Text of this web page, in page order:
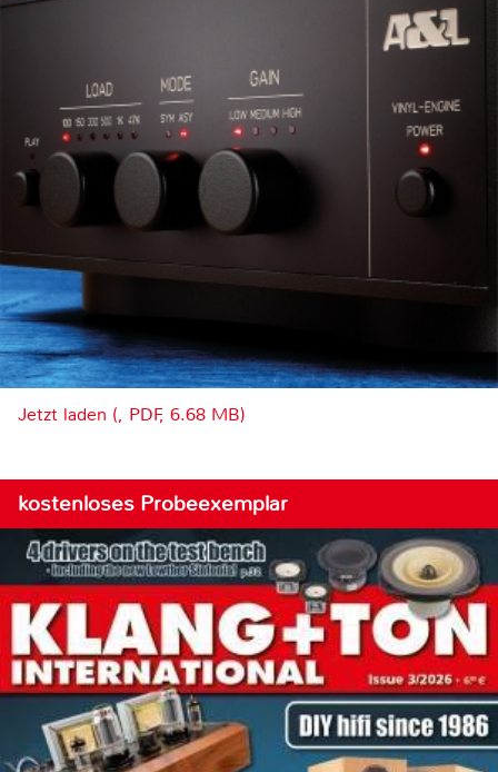
Jetzt laden (, PDF, 6.68 MB)
kostenloses Probeexemplar